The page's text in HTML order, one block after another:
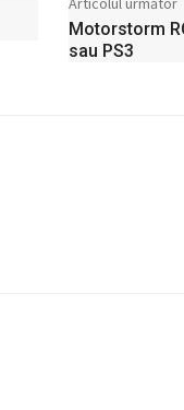
Motorstorm
sau PS3